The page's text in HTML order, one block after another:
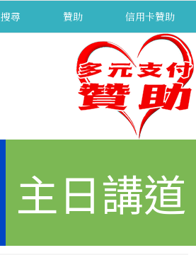
搜尋 贊助 信用卡贊助
主日講道